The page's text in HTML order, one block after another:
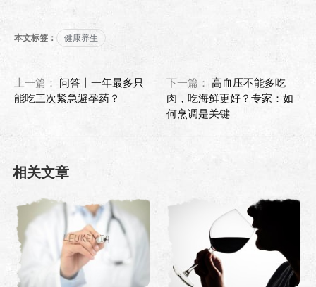
本文标签： 健康养生
上一篇：
问答丨一年最多只
能吃三次紧急避孕药？
下一篇：
高血压不能多吃
肉，吃海鲜更好？专家：如
何烹调是关键
相关文章